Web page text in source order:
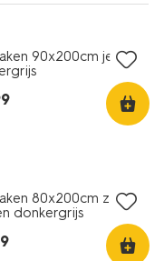
90x200cm jersey
80x200cm zacht
donkergrijs